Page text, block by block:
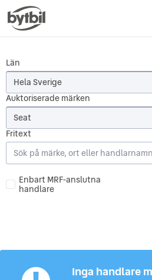
Län
Hela Sverige
Auktoriserade märken
Seat
Fritext
Enbart MRF-anslutna
handlare
Inga handlare